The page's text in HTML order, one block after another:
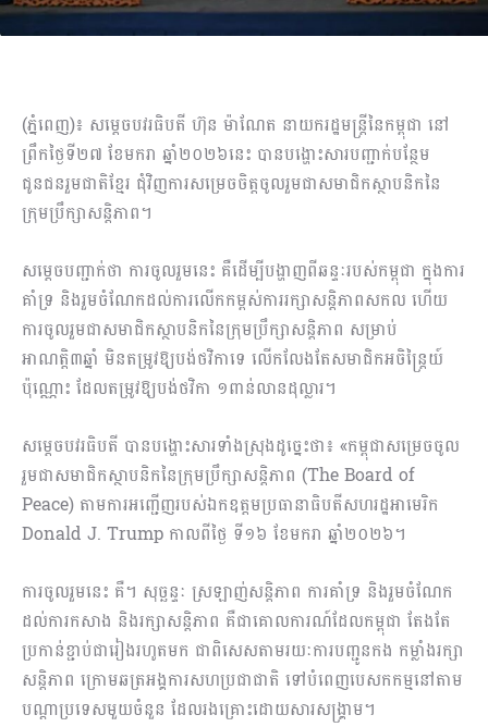
(ភ្នំពេញ)៖ សម្តេចបវរធិបតី ហ៊ុន ម៉ាណែត នាយករដ្ឋមន្ត្រីនៃកម្ពុជា នៅ​
ព្រឹកថ្ងៃទី២៧ ខែមករា ឆ្នាំ២០២៦នេះ បាន​បង្ហោះសារ​បញ្ជាក់​បន្ថែម​
ជូនជនរួមជាតិខ្មែរ ជុំវិញការ​សម្រេច​ចិត្តចូល​រួម​ជាសមាជិក​ស្ថាប​និកនៃ
ក្រុមប្រឹក្សាសន្តិភាព។
សម្តេចបញ្ជាក់ថា ការចូលរួមនេះ គឺដើម្បីបង្ហាញពីឆន្ទៈរបស់កម្ពុជា ក្នុង​ការ
គាំទ្រ និងរួ​មចំណែក​ដល់ការ​លើក​កម្ពស់​ការ​រក្សា​សន្តិភាព​សកល ហើយ
ការចូលរួម​ជាសមាជិក​ស្ថាបនិក​នៃក្រុម​ប្រឹក្សា​សន្តិភាព សម្រាប់
អាណត្តិ៣ឆ្នាំ មិនតម្រូវឱ្យបង់ថវិកាទេ លើក​លែង​តែ​សមាជិកអចិន្ត្រៃយ៍
ប៉ុណ្ណោះ ដែលតម្រូវឱ្យបង់ថវិកា ១ពាន់​លាន​ដុល្លារ។
សម្តេចបវរធិបតី បានបង្ហោះសារទាំងស្រុងដូច្នេះថា៖ «កម្ពុជា​សម្រេច​ចូល
រួមជាសមាជិកស្ថាបនិកនៃក្រុមប្រឹក្សាសន្តិភាព (The Board of
Peace) តាមការ​អញ្ជើញ​របស់​ឯកឧត្តម​ប្រធានាធិបតី​សហ​រដ្ឋអាមេរិក
Donald J. Trump កាលពីថ្ងៃ ទី១៦ ខែមករា ឆ្នាំ២០២៦។
ការចូលរួមនេះ គឺ។ សុច្ឆន្ទៈ ស្រឡាញ់សន្តិភាព ការគាំទ្រ និង​រួម​ចំណែក
ដល់ការកសាង និងរក្សាសន្តិភាព គឺ​ជា​គោល​ការណ៍​ដែលកម្ពុជា តែងតែ
ប្រកាន់ខ្ជាប់ជារៀងរហូតមក ជាពិសេស​តាមរយៈការបញ្ជូនកង កម្លាំងរក្សា
សន្តិភាព ក្រោម​ឆត្រអង្គការ​សហ​ប្រជាជាតិ ទៅបំពេញ​បេសកកម្ម​នៅតាម​
បណ្តា​ប្រទេស​មួយ​ចំនួន ដែលរងគ្រោះដោយសារសង្រ្គាម។